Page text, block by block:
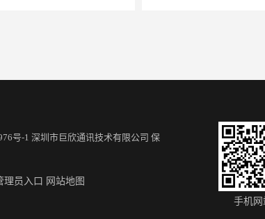
4G全网通智慧养老手表 4G全网通智能电子工
号-1 深圳市巨欣通讯技术有限公司 保
理员入口 网站地图
手机网